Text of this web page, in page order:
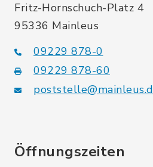
Fritz-Hornschuch-Platz 4
95336 Mainleus
09229 878-0
09229 878-60
Öffnungszeiten